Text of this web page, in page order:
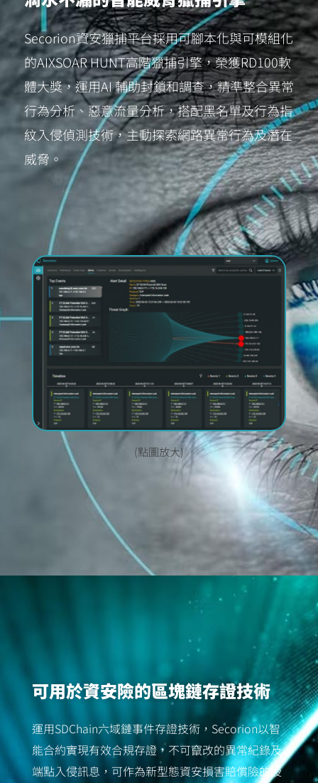
Secorion資安獵捕平台採用可腳本化與可模組化
的AIXSOAR HUNT高階獵捕引擎，榮獲RD100軟
體大獎，運用AI 輔助封鎖和調查，精準整合異常
行為分析、惡意流量分析，搭配黑名單及行為指
紋入侵偵測技術，主動探索網路異常行為及潛在
威脅。
(點圖放大)
可用於資安險的區塊鏈存證技術
運用SDChain六域鏈事件存證技術，Secorion以智
能合約實現有效合規存證，不可竄改的異常紀錄及
端點入侵訊息，可作為新型態資安損害賠償險的授